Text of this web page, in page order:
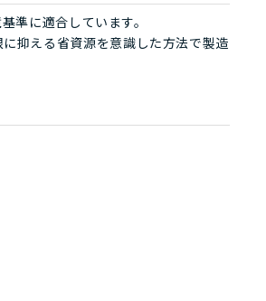
に適合しています。
抑える省資源を意識した方法で製造